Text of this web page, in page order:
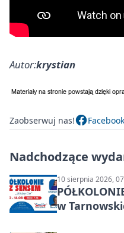
Autor:krystian
Zaobserwuj nas! Facebook
Nadchodzące
10 sierpnia 2026,
w